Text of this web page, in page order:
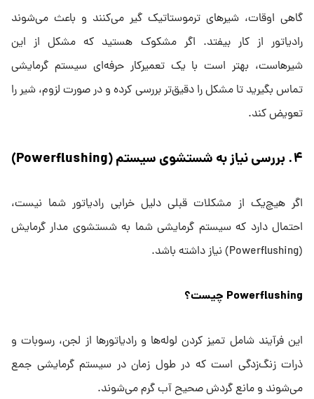
گاهی اوقات، شیرهای ترموستاتیک گیر می‌کنند و باعث می‌شوند
رادیاتور از کار بیفتد. اگر مشکوک هستید که مشکل از این
شیرهاست، بهتر است با یک تعمیرکار حرفه‌ای سیستم گرمایشی
تماس بگیرید تا مشکل را دقیق‌تر بررسی کرده و در صورت لزوم، شیر را
تعویض کند.
۴.بررسی نیاز به شستشوی سیستم(Powerflushing)
اگر هیچ‌یک از مشکلات قبلی دلیل خرابی رادیاتور شما نیست،
احتمال دارد که سیستم گرمایشی شما به شستشوی مدار گرمایش
(Powerflushing) نیاز داشته باشد.
Powerflushing چیست؟
این فرآیند شامل تمیز کردن لوله‌ها و رادیاتورها از لجن، رسوبات و
ذرات زنگ‌زدگی است که در طول زمان در سیستم گرمایشی جمع
می‌شوند و مانع گردش صحیح آب گرم می‌شوند.